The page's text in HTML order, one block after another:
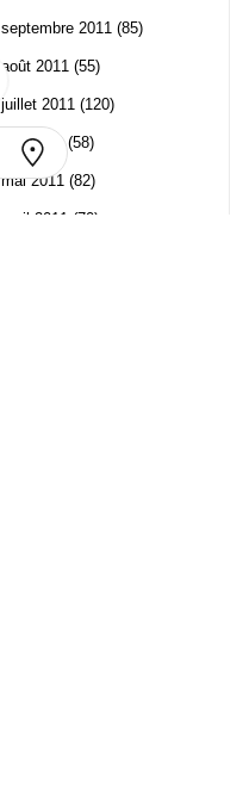
septembre 2011 (85)
août 2011 (55)
juillet 2011 (120)
juin 2011(58)
mai 2011 (82)
avril 2011 (70)